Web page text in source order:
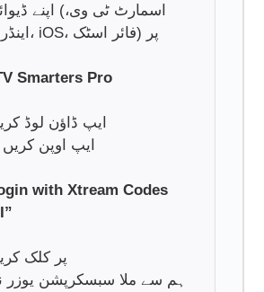
اپنے ڈیوائس
اینڈرائیڈ، iOS، فائر اسٹک) پر
Smarters Pro
ایپ ڈاؤن لوڈ
ایپ اوپن کریں
with Xtream Codes
پر کلک
ہم سے ملا سبسکرپشن یوزر